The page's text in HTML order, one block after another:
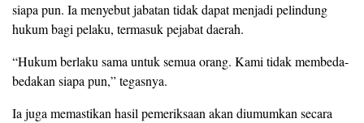
siapa pun. Ia menyebut jabatan tidak dapat menjadi pelindung
hukum bagi pelaku, termasuk pejabat daerah.
“Hukum berlaku sama untuk semua orang. Kami tidak membeda-
bedakan siapa pun,” tegasnya.
Ia juga memastikan hasil pemeriksaan akan diumumkan secara